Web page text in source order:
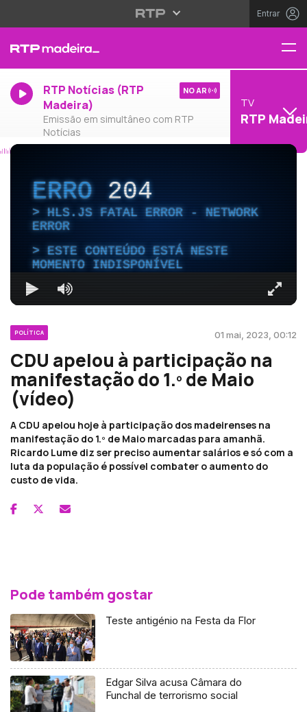
Entrar
RTP Notícias (RTP
Madeira)
Emissão em simultâneo com RTP
Notícias
NO AR
TV
RTP
ERRO204
HLS.JS FATAL ERROR - NETWORK
ERROR
ESTE CONTEÚDO ESTÁ NESTE
MOMENTO INDISPONÍVEL
POLÍTICA 01 mai, 2023, 00:12
CDU apelou à participação na
manifestação do 1.º de Maio
(vídeo)
A CDU apelou hoje à participação dos madeirenses na
manifestação do 1.º de Maio marcadas para amanhã.
Ricardo Lume diz ser preciso aumentar salários e só com a
luta da população é possível combater o aumento do
custo de vida.
Pode também gostar
Teste antigénio na Festa da Flor
Edgar Silva acusa Câmara do
Funchal de terrorismo social